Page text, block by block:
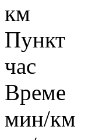
км
Пункт
час
Време
мин/км